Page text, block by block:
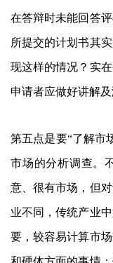
在答辩时未能回答
所提交的计划书其
现这样的情况？实
申请者应做好讲解及
第五点是要“了解市
市场的分析调查。
意、很有市场，但
业不同，传统产业
要，较容易计算市